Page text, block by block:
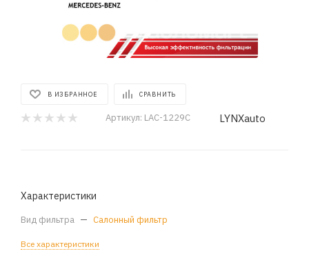
В ИЗБРАННОЕ СРАВНИТЬ
Артикул: LAC-1229C LYNXauto
Характеристики
Вид фильтра — Салонный фильтр
Все характеристики